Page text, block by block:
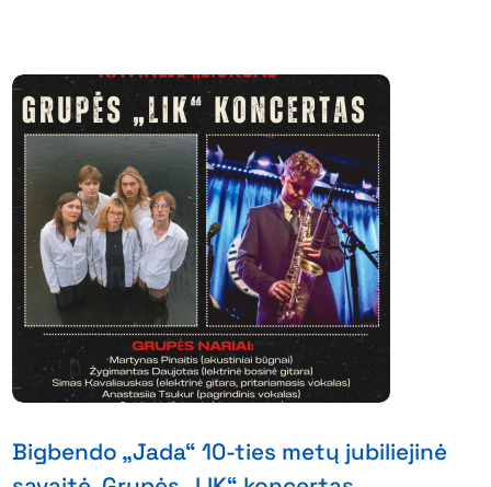
Bigbendo „Jada“ 10-ties metų jubiliejinė